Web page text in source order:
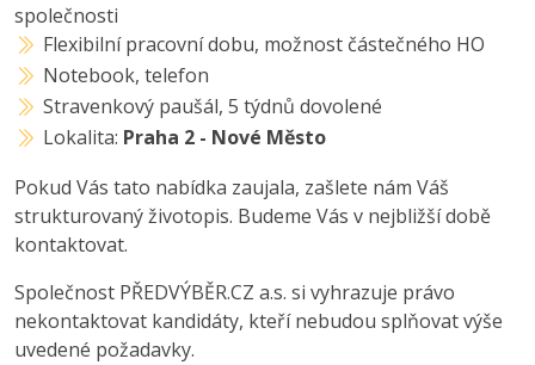
společnosti
Flexibilní pracovní dobu, možnost částečného HO
Notebook, telefon
Stravenkový paušál, 5 týdnů dovolené
Lokalita: Praha 2 - Nové Město
Pokud Vás tato nabídka zaujala, zašlete nám Váš
strukturovaný životopis. Budeme Vás v nejbližší době
kontaktovat.
Společnost PŘEDVÝBĚR.CZ a.s. si vyhrazuje právo
nekontaktovat kandidáty, kteří nebudou splňovat výše
uvedené požadavky.